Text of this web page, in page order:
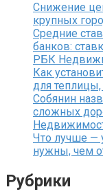
Снижение
крупных
Средние
банков:
РБК
Как
для
Собянин
сложных
Что лучше —
нужны, чем
Рубрики